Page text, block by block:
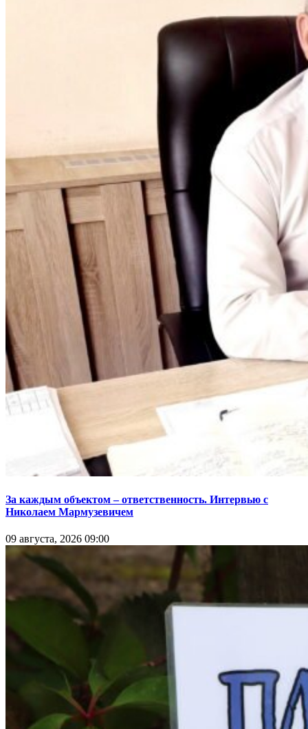
За каждым объектом – ответственность. Интервью с
Николаем Мармузевичем
09 августа, 2026 09:00